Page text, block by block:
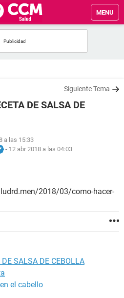
MENU
Siguiente Tema
DE SALSA DE
a las 15:33
- 12 abr 2018 a las 04:03
2018/03/como-hacer-
SALSA DE CEBOLLA
el cabello